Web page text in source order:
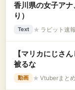
香川県の女子ア
り）
Text ★ ラビット速
【マリカにじさ
被るな
動画 ★ Vtuberまと